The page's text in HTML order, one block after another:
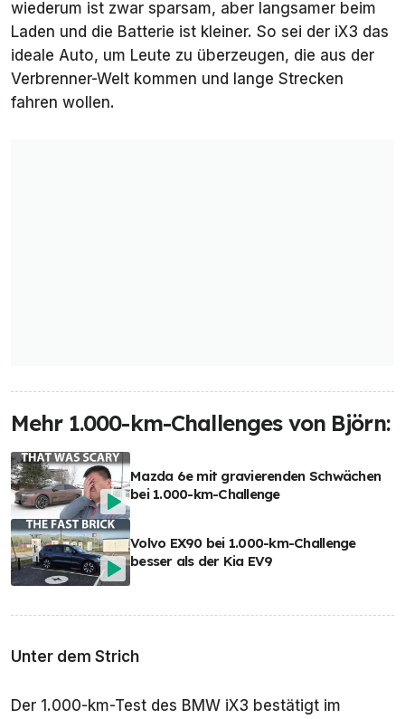
wiederum ist zwar sparsam, aber langsamer beim
Laden und die Batterie ist kleiner. So sei der iX3 das
ideale Auto, um Leute zu überzeugen, die aus der
Verbrenner-Welt kommen und lange Strecken
fahren wollen.
Mehr 1.000-km-Challenges von Björn:
Mazda 6e mit gravierenden Schwächen
bei 1.000-km-Challenge
Volvo EX90 bei 1.000-km-Challenge
besser als der Kia EV9
Unter dem Strich
Der 1.000-km-Test des BMW iX3 bestätigt im